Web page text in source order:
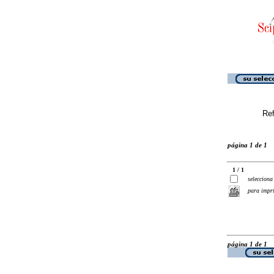
página 1 de 1
1 / 1
selecciona
para
página 1 de 1